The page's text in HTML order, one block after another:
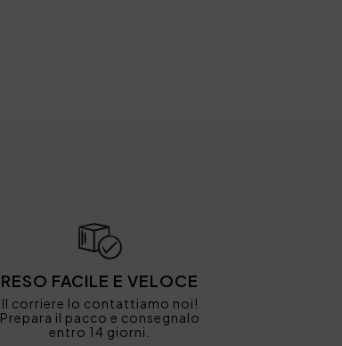
RESO FACILE E VELOCE
Il corriere lo contattiamo noi!
Prepara il pacco e consegnalo
entro 14 giorni.